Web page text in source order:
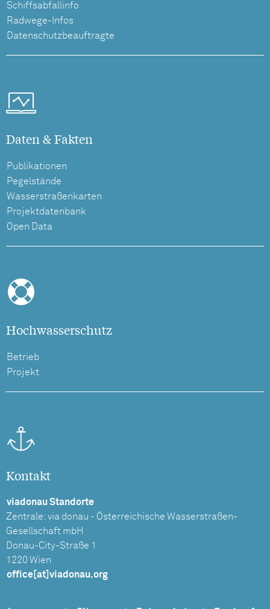
Schiffsabfallinfo
Radwege-Infos
Datenschutzbeauftragte
Daten & Fakten
Publikationen
Pegelstände
Wasserstraßenkarten
Projektdatenbank
Open Data
Hochwasserschutz
Betrieb
Projekt
Kontakt
viadonau Standorte
Zentrale: via donau - Österreichische Wasserstraßen-
Gesellschaft mbH
Donau-City-Straße 1
1220 Wien
office[at]viadonau.org